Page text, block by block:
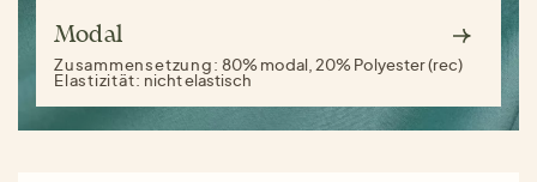
Modal
Zusammensetzung:80% modal, 20% Polyester (rec)
Elastizität: nicht elastisch